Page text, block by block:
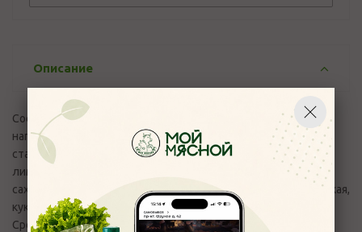
Описание
Состав:Цельное молоко, обезжиренное молоко,
наполнитель «Клубника» (сахар, клубника, вода питьевая,
стабилизатор: пектины, концентрированный сок
лимона,ароматизатор, краситель натуральный - кармины),
сахар, сухое обезжиренное молоко, сыворотка молочная сухая,
кукурузный крахмал, йогуртовая закваска
Срок годности изделия в сутках:38